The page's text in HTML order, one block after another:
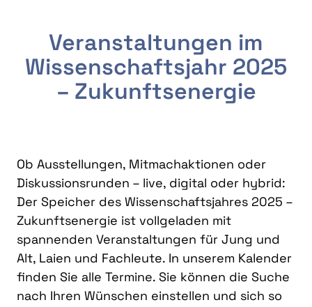
Veranstaltungen im
Wissenschaftsjahr 2025
– Zukunftsenergie
Ob Ausstellungen, Mitmachaktionen oder
Diskussionsrunden – live, digital oder hybrid:
Der Speicher des Wissenschaftsjahres 2025 –
Zukunftsenergie ist vollgeladen mit
spannenden Veranstaltungen für Jung und
Alt, Laien und Fachleute. In unserem Kalender
finden Sie alle Termine. Sie können die Suche
nach Ihren Wünschen einstellen und sich so